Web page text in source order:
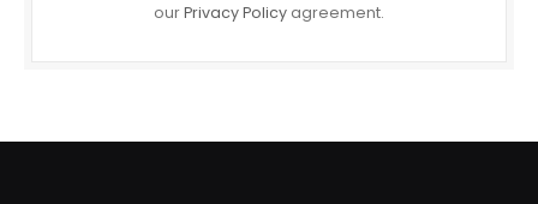
ourPrivacy Policy agreement.